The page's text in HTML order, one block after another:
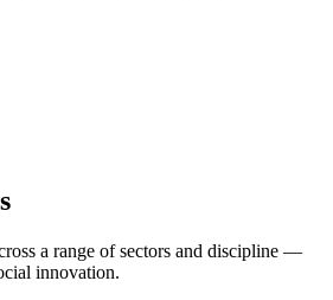
a range of sectors and discipline —
innovation.